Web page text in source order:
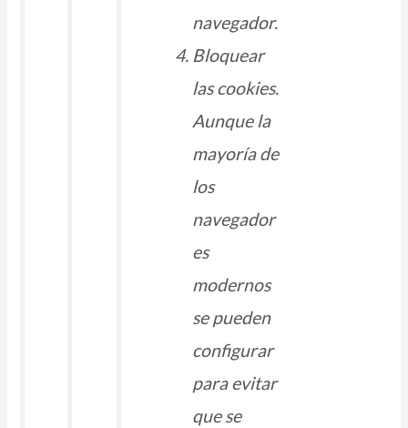
navegador.
Bloquear
las cookies.
Aunque la
mayoría de
los
navegador
es
modernos
se pueden
configurar
para evitar
que se